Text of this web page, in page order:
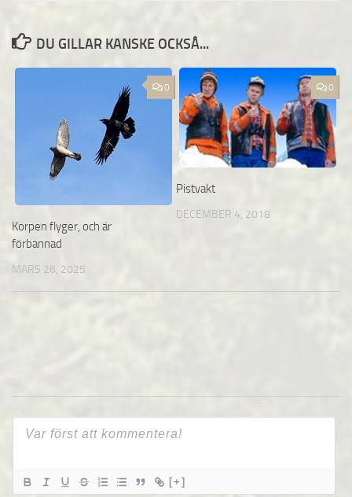
DU GILLAR KANSKE OCKSÅ...
0
Korpen flyger, och är
förbannad
MARS 26, 2025
0
Pistvakt
DECEMBER 4, 2018
[+]